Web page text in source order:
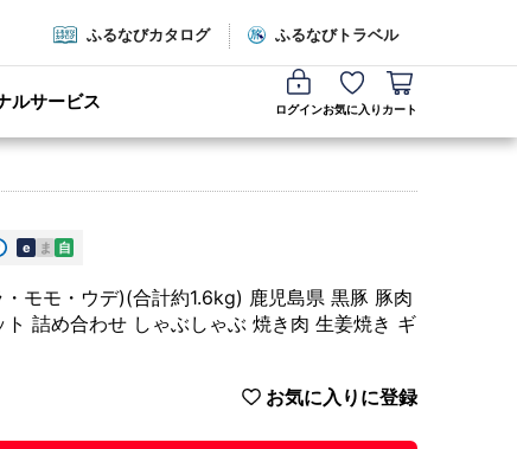
ふるなびカタログ ふるなびトラベル
ルサービス ログインお気に入り カート
e ま 自
モモ・ウデ)(合計約1.6kg) 鹿児島県 黒豚 豚肉
詰め合わせ しゃぶしゃぶ 焼き肉 生姜焼き ギ
お気に入りに登録